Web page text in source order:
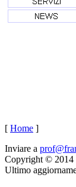
[ Home ]
Inviare a
Copyright © 2014
Ultimo